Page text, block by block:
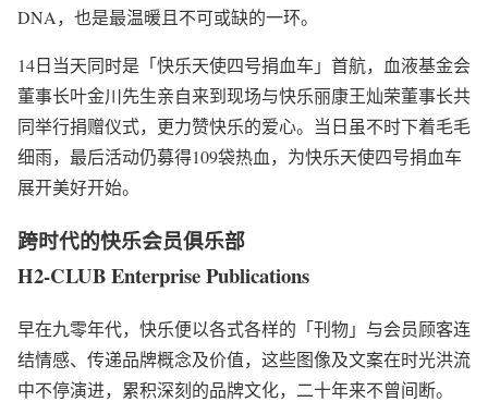
DNA，也是最温暖且不可或缺的一环。
14日当天同时是「快乐天使四号捐血车」首航，血液基金会
董事长叶金川先生亲自来到现场与快乐丽康王灿荣董事长共
同举行捐赠仪式，更力赞快乐的爱心。当日虽不时下着毛毛
细雨，最后活动仍募得109袋热血，为快乐天使四号捐血车
展开美好开始。
跨时代的快乐会员俱乐部
H2-CLUB Enterprise Publications
早在九零年代，快乐便以各式各样的「刊物」与会员顾客连
结情感、传递品牌概念及价值，这些图像及文案在时光洪流
中不停演进，累积深刻的品牌文化，二十年来不曾间断。